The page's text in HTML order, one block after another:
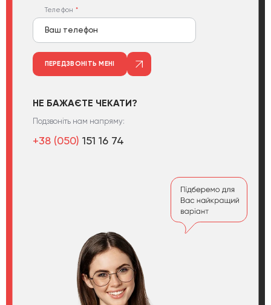
Телефон
ПЕРЕДЗВОНІТЬ МЕНІ
НЕ БАЖАЄТЕ ЧЕКАТИ?
Подзвоніть нам напряму:
+38 (050) 151 16 74